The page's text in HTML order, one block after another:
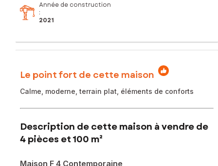
Année de construction
:
2021
Le point fort de cette maison
Calme, moderne, terrain plat, éléments de conforts
Description de cette maison à vendre de
4 pièces et 100 m²
Maison F 4 Contemporaine